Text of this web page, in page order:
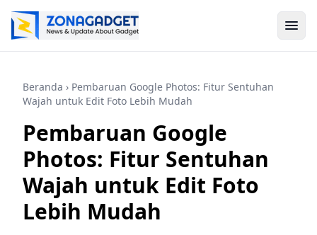
Beranda › Pembaruan Google Photos: Fitur Sentuhan
Wajah untuk Edit Foto Lebih Mudah
Pembaruan Google
Photos: Fitur Sentuhan
Wajah untuk Edit Foto
Lebih Mudah